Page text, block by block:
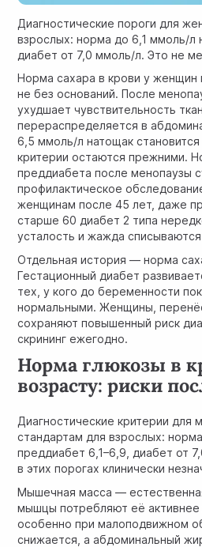
Диагностические пороги для
взрослых: норма до 6,1 ммоль/л
диабет от 7,0 ммоль/л. Это не
Норма сахара в крови у
не без оснований. После
ухудшает чувствительность
перераспределяется в
6,5 ммоль/л натощак
критерии остаются прежними.
преддиабета после менопаузы
профилактическое
женщинам после 45 лет, даже
старше 60 диабет 2 типа
усталость и жажда
Отдельная история — норма
Гестационный диабет
тех, у кого до беременности
нормальными. Женщины,
сохраняют повышенный риск
скрининг ежегодно.
Норма глюкозы в
возрасту: риски
Диагностические критерии
стандартам для взрослых:
преддиабет 6,1–6,9, диабет от
в этих порогах клинически
Мышечная масса —
мышцы потребляют её
особенно при малоподвижном
снижается, а абдоминальный